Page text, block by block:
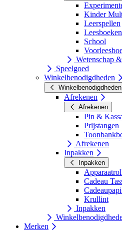
Kinder
Leerspellen
Leesboeken
School
Wetenschap
Speelgoed
Winkelbenodigdheden
Winkelbenodigdheden
Afrekenen
Afrekenen
Pin &
Prijstangen
Afrekenen
Inpakken
Inpakken
Cadeau
Krullint
Inpakken
Merken